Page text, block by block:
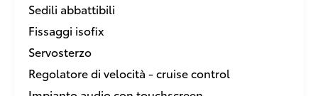
Sedili abbattibili
Fissaggi isofix
Servosterzo
Regolatore di velocità - cruise control